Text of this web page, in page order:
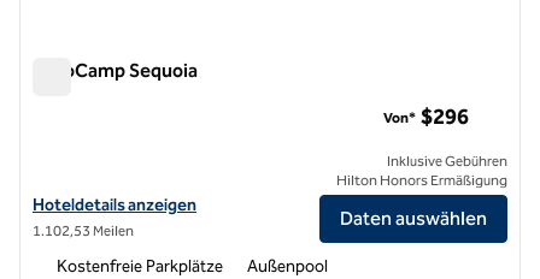
AutoCamp Sequoia
Hoteldetails für AutoCamp Sequoia anzeigen
Hoteldetails anzeigen
1.102,53 Meilen
Von* $296
Inklusive Gebühren
Hilton Honors Ermäßigung
Daten auswählen
Kostenfreie Parkplätze Außenpool